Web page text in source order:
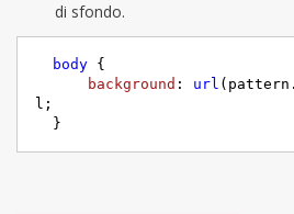
di sfondo.
body {
background : url
l;
}